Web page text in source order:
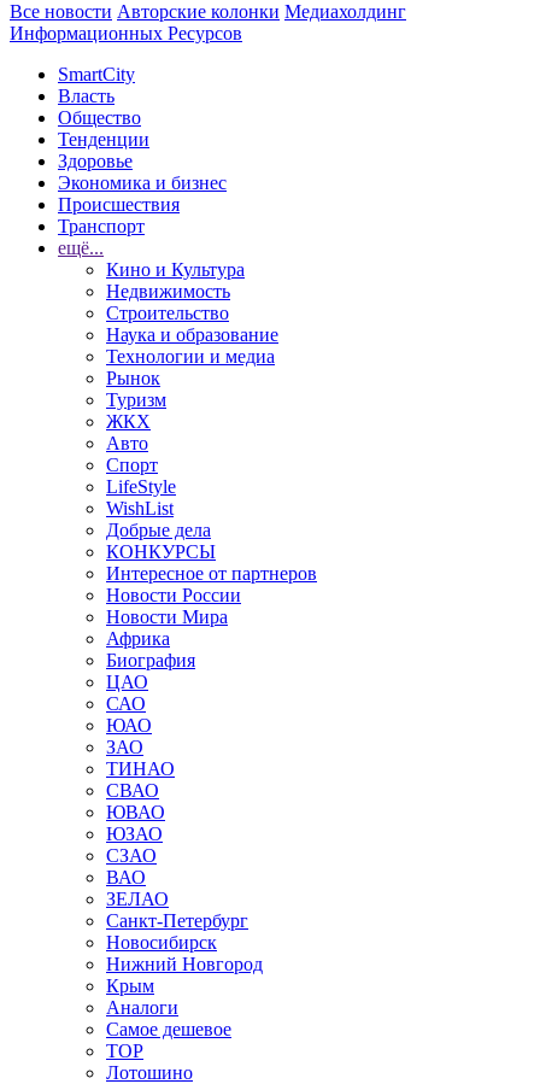
Все новости Авторские колонки Медиахолдинг
Информационных Ресурсов
SmartCity
Власть
Общество
Тенденции
Здоровье
Экономика и бизнес
Происшествия
Транспорт
ещё...
Кино и Культура
Недвижимость
Строительство
Наука и образование
Технологии и медиа
Рынок
Туризм
ЖКХ
Авто
Спорт
LifeStyle
WishList
Добрые дела
КОНКУРСЫ
Интересное от партнеров
Новости России
Новости Мира
Африка
Биография
ЦАО
САО
ЮАО
ЗАО
ТИНАО
СВАО
ЮВАО
ЮЗАО
СЗАО
ВАО
ЗЕЛАО
Санкт-Петербург
Новосибирск
Нижний Новгород
Крым
Аналоги
Самое дешевое
TOP
Лотошино